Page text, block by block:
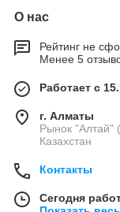
О нас
Рейтинг не
Менее 5
Работает с
г. Алматы
Рынок "Алтай"
Казахстан
Контакты
Сегодня